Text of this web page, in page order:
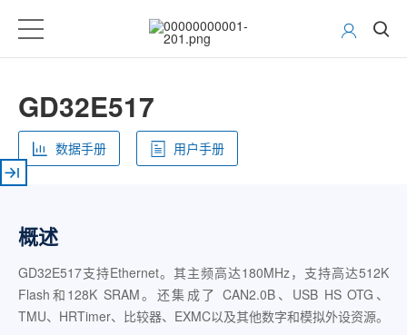
GD32E517
数据手册 用户手册
概述
GD32E517支持Ethernet。其主频高达180MHz，支持高达512K
Flash和128K SRAM。还集成了 CAN2.0B、USB HS OTG、
TMU、HRTimer、比较器、EXMC以及其他数字和模拟外设资源。